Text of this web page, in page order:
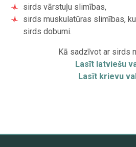
sirds vārstuļu slimības,
sirds muskulatūras slimības,
sirds dobumi.
Kā sadzīvot ar sirds
Lasīt latviešu
Lasīt krievu